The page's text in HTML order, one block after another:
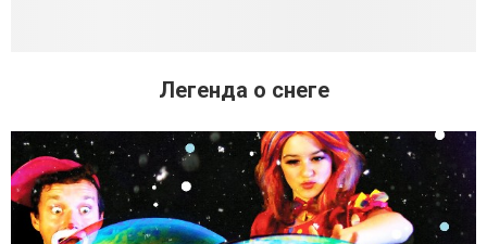
Легенда о снеге